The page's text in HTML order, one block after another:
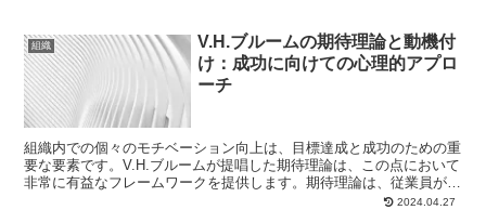
組織
V.H.ブルームの期待理論と動機付
け：成功に向けての心理的アプロ
ーチ
組織内での個々のモチベーション向上は、目標達成と成功のための重
要な要素です。V.H.ブルームが提唱した期待理論は、この点において
非常に有益なフレームワークを提供します。期待理論は、従業員がど
のようにして自らの行動を動機づけるか、そしてそのプ... 2024.04.27